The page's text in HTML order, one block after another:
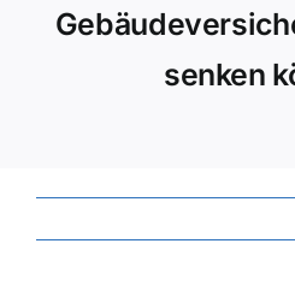
senken